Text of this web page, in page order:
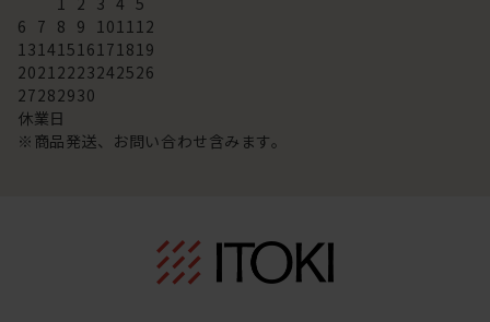
6 7 8 9 101112
13141516171819
20212223242526
27282930
休業日
※商品発送、お問い合わせ含みます。